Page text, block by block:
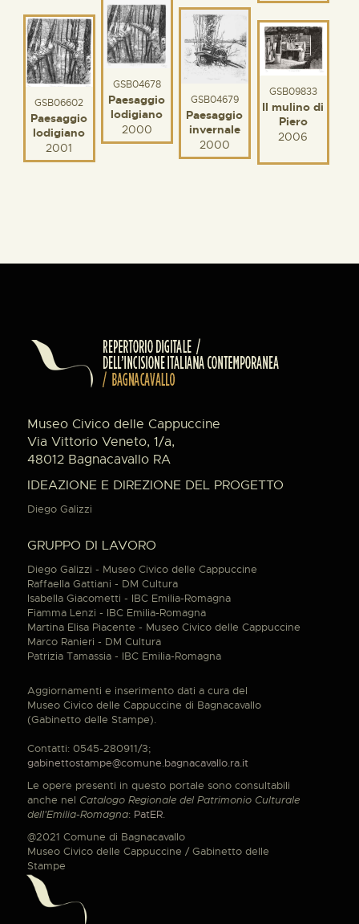
GSB04678
Paesaggio
lodigiano
2000
GSB04679
Paesaggio
invernale
2000
GSB06602
Paesaggio
lodigiano
2001
GSB09833
Il mulino di
Piero
2006
Museo Civico delle Cappuccine
Via Vittorio Veneto, 1/a,
48012 Bagnacavallo RA
IDEAZIONE E DIREZIONE DEL PROGETTO
Diego Galizzi
GRUPPO DI LAVORO
Diego Galizzi - Museo Civico delle Cappuccine
Raffaella Gattiani - DM Cultura
Isabella Giacometti - IBC Emilia-Romagna
Fiamma Lenzi - IBC Emilia-Romagna
Martina Elisa Piacente - Museo Civico delle Cappuccine
Marco Ranieri - DM Cultura
Patrizia Tamassia - IBC Emilia-Romagna
Aggiornamenti e inserimento dati a cura del
Museo Civico delle Cappuccine di Bagnacavallo
(Gabinetto delle Stampe).
Contatti: 0545-280911/3;
gabinettostampe@comune.bagnacavallo.ra.it
Le opere presenti in questo portale sono consultabili
anche nel Catalogo Regionale del Patrimonio Culturale
dell'Emilia-Romagna: PatER.
@2021 Comune di Bagnacavallo
Museo Civico delle Cappuccine / Gabinetto delle
Stampe